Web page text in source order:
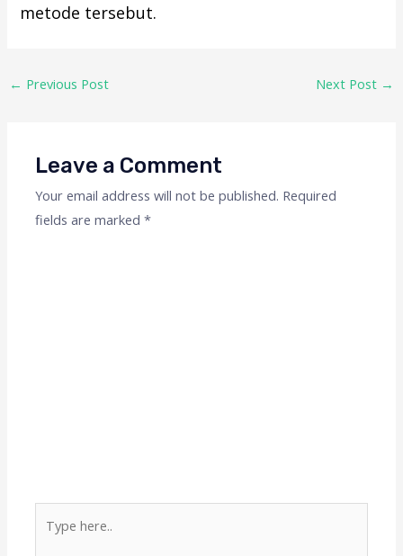
metode tersebut.
← Previous Post Next Post →
Leave a Comment
Your email address will not be published. Required
fields are marked*
here..